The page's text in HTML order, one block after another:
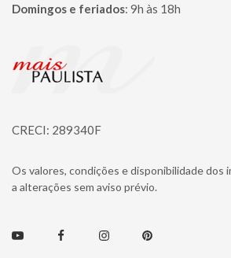
Domingos e feriados: 9h às 18h
Página inicial
CRECI: 289340F
Os valores, condições e disponibilidade dos
a alterações sem aviso prévio.
Youtube FacebookInstagramPinterest